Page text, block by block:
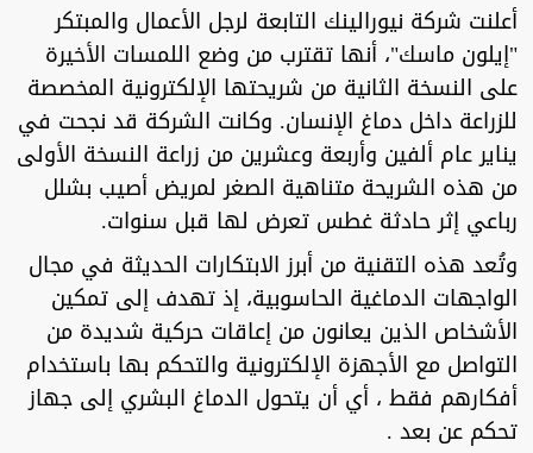
أعلنت شركة نيورالينك التابعة لرجل الأعمال والمبتكر
"إيلون ماسك"، أنها تقترب من وضع اللمسات الأخيرة
على النسخة الثانية من شريحتها الإلكترونية المخصصة
للزراعة داخل دماغ الإنسان. وكانت الشركة قد نجحت في
يناير عام ألفين وأربعة وعشرين من زراعة النسخة الأولى
من هذه الشريحة متناهية الصغر لمريض أصيب بشلل
رباعي إثر حادثة غطس تعرض لها قبل سنوات.
وتُعد هذه التقنية من أبرز الابتكارات الحديثة في مجال
الواجهات الدماغية الحاسوبية، إذ تهدف إلى تمكين
الأشخاص الذين يعانون من إعاقات حركية شديدة من
التواصل مع الأجهزة الإلكترونية والتحكم بها باستخدام
أفكارهم فقط ، أي أن يتحول الدماغ البشري إلى جهاز
تحكم عن بعد .